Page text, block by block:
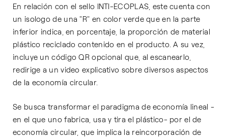
En relación con el sello INTI-ECOPLAS, este cuenta con
un isologo de una "R" en color verde que en la parte
inferior indica, en porcentaje, la proporción de material
plástico reciclado contenido en el producto. A su vez,
incluye un código QR opcional que, al escanearlo,
redirige a un video explicativo sobre diversos aspectos
de la economía circular.
Se busca transformar el paradigma de economía lineal -
en el que uno fabrica, usa y tira el plástico- por el de
economía circular, que implica la reincorporación de